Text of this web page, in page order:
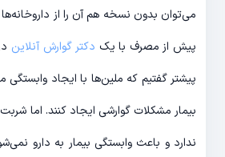
می‌توان بدون نسخه هم آن را از داروخانه‌ها
پیش از مصرف با یک دکتر گوارش آنلاین
پیشتر گفتیم که ملین‌ها با ایجاد
بیمار مشکلات گوارشی ایجاد کنند. اما
ندارد و باعث وابستگی بیمار به دارو